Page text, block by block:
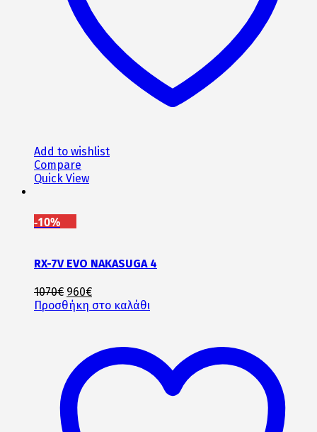
Add to wishlist
Compare
Quick View
-10%
RX-7V EVO NAKASUGA 4
1070€ Original
price
960€Η
τρέχουσα
960€.
Προσθήκη στο καλάθι